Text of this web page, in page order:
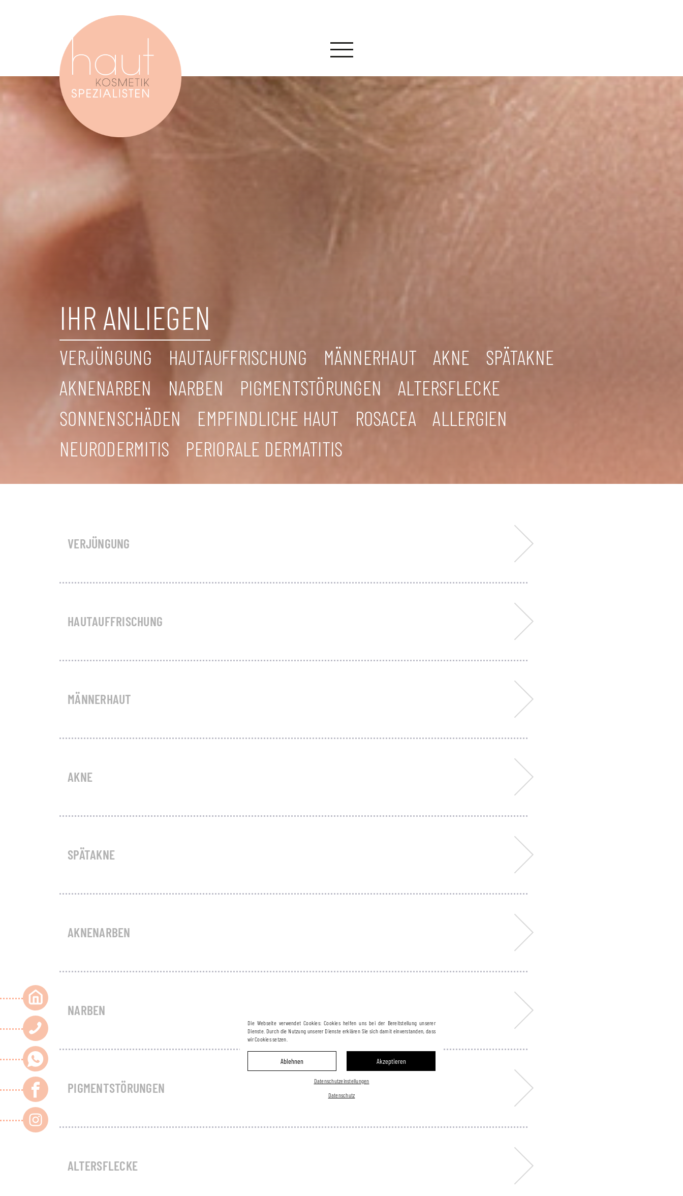
IHR ANLIEGEN
VERJÜNGUNG HAUTAUFFRISCHUNG MÄNNERHAUT AKNE
SPÄTAKNE
AKNENARBEN
NARBEN PIGMENTSTÖRUNGEN
ALTERSFLECKE
SONNENSCHÄDEN
EMPFINDLICHE HAUT ROSACEA
ALLERGIEN
NEURODERMITIS
PERIORALE DERMATITIS
VERJÜNGUNG
HAUTAUFFRISCHUNG
MÄNNERHAUT
AKNE
SPÄTAKNE
AKNENARBEN
NARBEN
PIGMENTSTÖRUNGEN
ALTERSFLECKE
Die Webseite verwendet Cookies: Cookies helfen uns bei der Bereitstellung unserer
Dienste. Durch die Nutzung unserer Dienste erklären Sie sich damit einverstanden, dass
wir Cookies setzen.
Ablehnen Akzeptieren
Datenschutzeinstellungen
Datenschutz